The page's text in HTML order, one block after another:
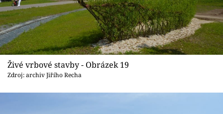
Živé vrbové stavby - Obrázek 19
Zdroj: archiv Jiřího Recha